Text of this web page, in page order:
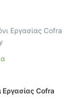
Εργασίας Cofra
Αυτό
έχει
παραλλαγές.